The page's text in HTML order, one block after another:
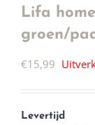
Lifa
groen/
€15,99
Levertijd